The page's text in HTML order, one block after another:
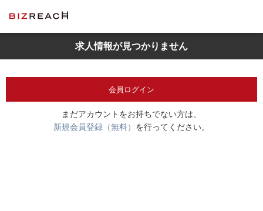
求人情報が見つかりません
会員ログイン
まだアカウントをお持ちでない方は、
新規会員登録（無料） を行ってください。